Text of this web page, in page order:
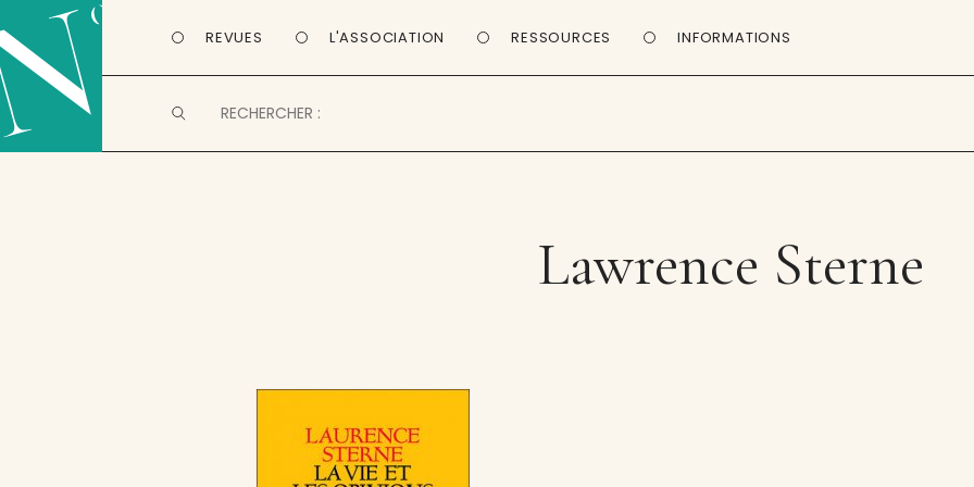
REVUES L'ASSOCIATION RESSOURCES INFORMATIONS
Lawrence Sterne